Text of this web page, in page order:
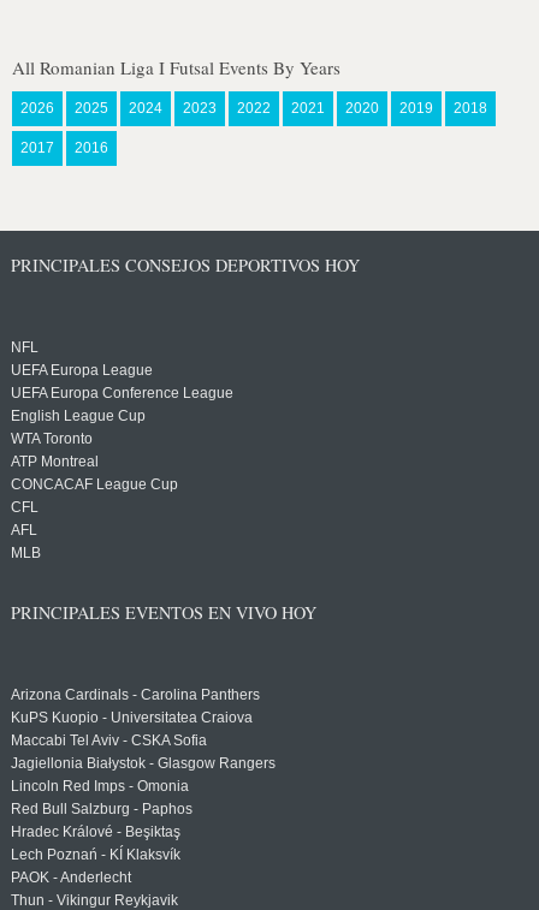
All Romanian Liga I Futsal Events By Years
2026 2025 2024 2023 2022 2021 2020 2019 2018
2017 2016
PRINCIPALES CONSEJOS DEPORTIVOS HOY
NFL
UEFA Europa League
UEFA Europa Conference League
English League Cup
WTA Toronto
ATP Montreal
CONCACAF League Cup
CFL
AFL
MLB
PRINCIPALES EVENTOS EN VIVO HOY
Arizona Cardinals - Carolina Panthers
KuPS Kuopio - Universitatea Craiova
Maccabi Tel Aviv - CSKA Sofia
Jagiellonia Białystok - Glasgow Rangers
Lincoln Red Imps - Omonia
Red Bull Salzburg - Paphos
Hradec Králové - Beşiktaş
Lech Poznań - KÍ Klaksvík
PAOK - Anderlecht
Thun - Vikingur Reykjavik